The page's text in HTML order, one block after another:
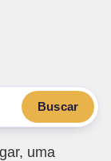
Buscar
uma